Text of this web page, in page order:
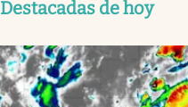
Destacadas de hoy